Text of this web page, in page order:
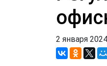
2 января